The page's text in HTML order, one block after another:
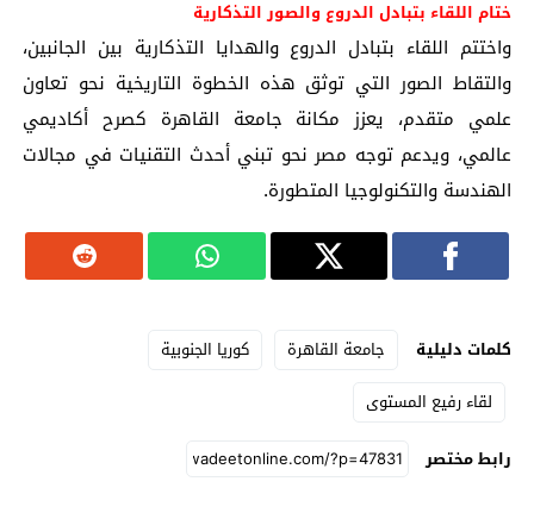
ختام اللقاء بتبادل الدروع والصور التذكارية
واختتم اللقاء بتبادل الدروع والهدايا التذكارية بين الجانبين،
والتقاط الصور التي توثق هذه الخطوة التاريخية نحو تعاون
علمي متقدم، يعزز مكانة جامعة القاهرة كصرح أكاديمي
عالمي، ويدعم توجه مصر نحو تبني أحدث التقنيات في مجالات
الهندسة والتكنولوجيا المتطورة.
كلمات دليلية جامعة القاهرة
كوريا الجنوبية
لقاء رفيع المستوى
رابط مختصر